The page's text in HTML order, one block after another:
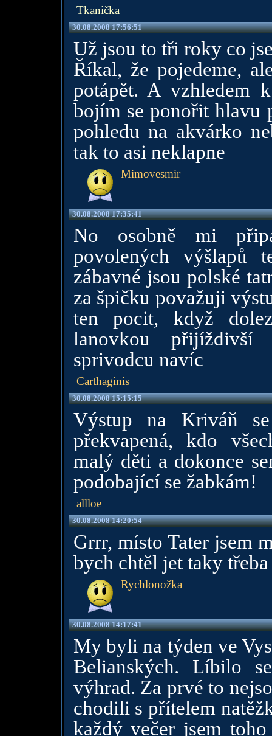
Tkanička
30.08.2008 17:56:51
Už jsou to tři roky co
Říkal, že pojedeme,
potápět. A vzhledem
bojím se ponořit hlavu
pohledu na akvárko
tak to asi neklapne
Mimovesmir
30.08.2008 17:35:41
No osobně mi
povolených výšlapů
zábavné jsou polské
za špičku považuji
ten pocit, když
lanovkou
sprivodcu navíc
Carthaginis
30.08.2008 15:15:15
Výstup na Kriváň
překvapená, kdo
malý děti a dokonce
podobající se žabkám!
allloe
30.08.2008 14:20:54
Grrr, místo Tater jsem
bych chtěl jet taky
Rychlonožka
30.08.2008 14:17:41
My byli na týden ve
Belianských. Líbilo
výhrad. Za prvé to
chodili s přítelem
každý večer jsem